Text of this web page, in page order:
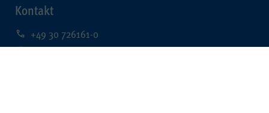
Kontakt
+49 30 726161-0
+49 30 726161-212